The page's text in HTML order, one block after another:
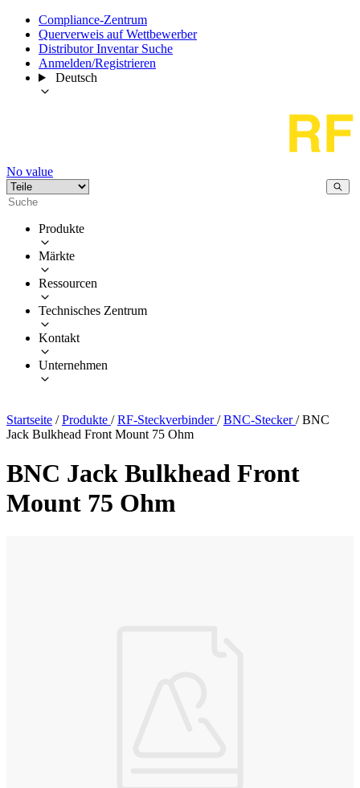
Compliance-Zentrum
Querverweis auf Wettbewerber
Distributor Inventar Suche
Anmelden/Registrieren
Deutsch
No value
Produkte
Märkte
Ressourcen
Technisches Zentrum
Kontakt
Unternehmen
Startseite / Produkte / RF-Steckverbinder/ BNC-Stecker/ BNC
Jack Bulkhead Front Mount 75 Ohm
BNC Jack Bulkhead Front
Mount 75 Ohm